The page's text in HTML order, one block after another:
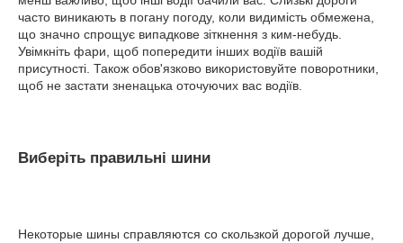
часто виникають в погану погоду, коли видимість обмежена,
що значно спрощує випадкове зіткнення з ким-небудь.
Увімкніть фари, щоб попередити інших водіїв вашій
присутності. Також обов'язково використовуйте поворотники,
щоб не застати зненацька оточуючих вас водіїв.
Виберіть правильні шини
Некоторые шины справляются со скользкой дорогой лучше,